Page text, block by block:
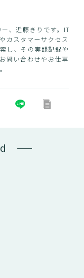
、近藤きりです。IT
カスタマーサクセス
し、その実践記録や
問い合わせやお仕事